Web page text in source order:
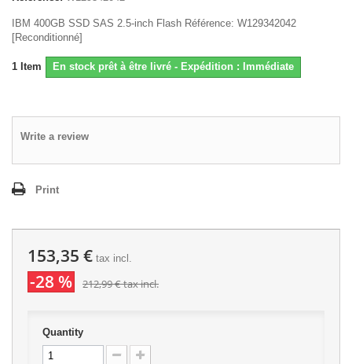
IBM 400GB SSD SAS 2.5-inch Flash Référence: W129342042
[Reconditionné]
1 Item En stock prêt à être livré - Expédition : Immédiate
Write a review
Print
153,35 € tax incl.
-28 % 212,99 €tax incl.
Quantity